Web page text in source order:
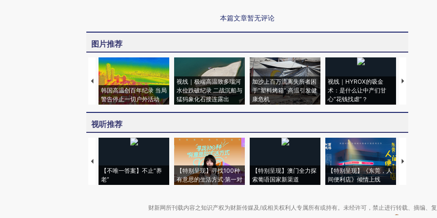
本篇文章暂无评论
图片推荐
韩国高温创百年纪录 当局
警告停止一切户外活动
视线｜极端高温致多瑙河
水位跌破纪录 二战沉船与
猛犸象化石接连露出
加沙上百万流离失所者困
于“塑料烤箱” 高温引发健
康危机
视线｜HYROX的吸金
术：是什么让中产们甘
心“花钱找虐”？
马航飞行员
视听推荐
【不唯一答案】不止“养
老”
【特别呈现】寻找100种
有意思的生活方式·第一对
【特别呈现】澳门全力探
索葡语国家新渠道
【特别呈现】《东莞，人
间便利店》倾情上线
【推广】走
财新网所刊载内容之知识产权为财新传媒及/或相关权利人专属所有或持有。未经许可，禁止进行转载、摘编、复